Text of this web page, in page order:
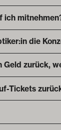
ich
die
Geld zurück,
Tickets